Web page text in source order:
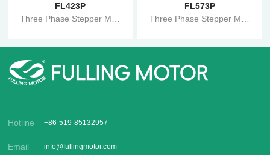
FL423P
FL573P
Hotline +86-519-85132957
Email info@fullingmotor.com